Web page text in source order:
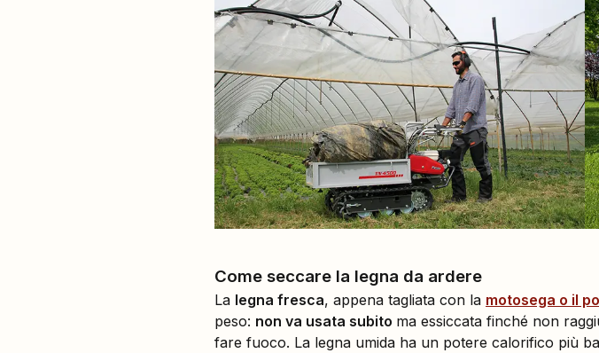
Come seccare la legna da ardere
La legna fresca, appena tagliata con la motosega o il
peso: non va usata subito ma essiccata finché non
fare fuoco. La legna umida ha un potere calorifico più